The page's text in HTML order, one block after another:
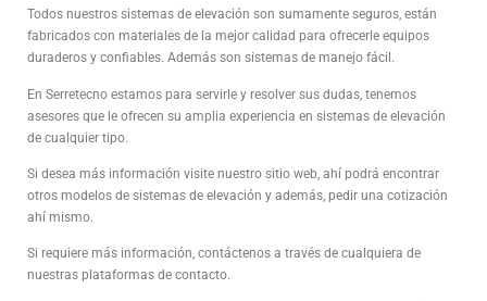
Todos nuestros sistemas de elevación son sumamente seguros, están
fabricados con materiales de la mejor calidad para ofrecerle equipos
duraderos y confiables. Además son sistemas de manejo fácil.
En Serretecno estamos para servirle y resolver sus dudas, tenemos
asesores que le ofrecen su amplia experiencia en sistemas de elevación
de cualquier tipo.
Si desea más información visite nuestro sitio web, ahí podrá encontrar
otros modelos de sistemas de elevación y además, pedir una cotización
ahí mismo.
Si requiere más información, contáctenos a través de cualquiera de
nuestras plataformas de contacto.